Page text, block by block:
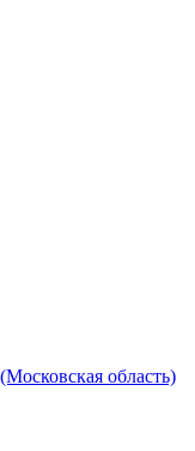
область)